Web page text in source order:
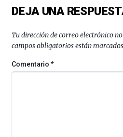
DEJA UNA
Tu dirección de correo electrónico
campos obligatorios están
Comentario*